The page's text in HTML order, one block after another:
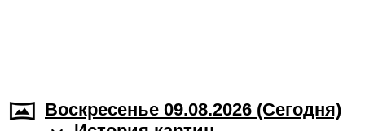
Воскресенье 09.08.2026 (Cегодня)